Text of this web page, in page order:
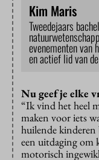
Kim Maris
Tweedejaars
evenementen van
en actief lid van
Nu geef je elke
“Ik vind het heel
maken voor iets
huilende
een uitdaging om
motorisch